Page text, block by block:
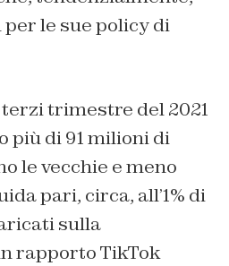
le sue policy di
trimestre del 2021
più di 91 milioni di
le vecchie e meno
pari, circa, all’1% di
sulla
rapporto TikTok